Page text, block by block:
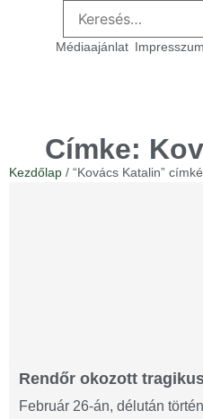
Médiaajánlat Impresszum
Címke:
Kezdőlap / “Kovács Katalin”
Rendőr okozott
Február 26-án, délután